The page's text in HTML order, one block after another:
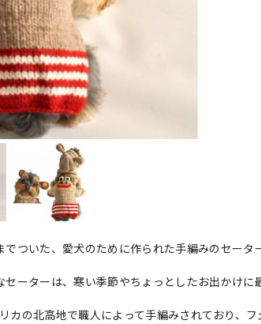
でついた、愛犬のために作られた手編みのセータ
セーターは、寒い季節やちょっとしたお出かけ
カの北高地で職人によって手編みされており、